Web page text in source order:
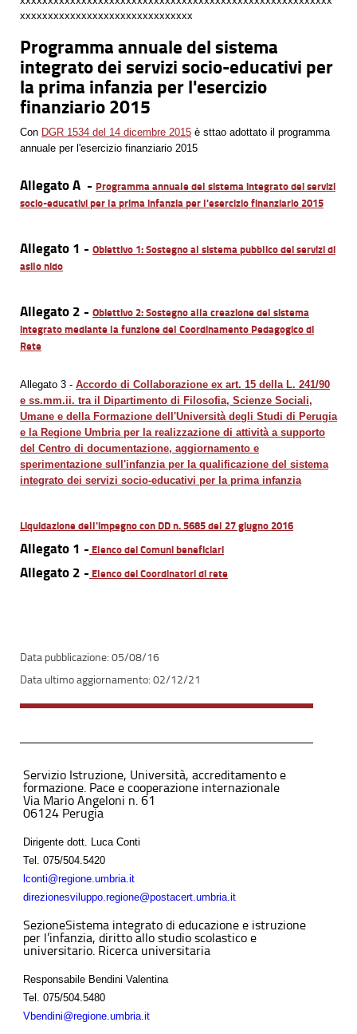
xxxxxxxxxxxxxxxxxxxxxxxxxxxxxxx
Programma annuale del sistema
integrato dei servizi socio-educativi per
la prima infanzia per l'esercizio
finanziario 2015
Con DGR 1534 del 14 dicembre 2015 è sttao adottato il programma
annuale per l'esercizio finanziario 2015
Allegato A - Programma annuale del sistema integrato dei servizi
socio-educativi per la prima infanzia per l'esercizio finanziario 2015
Allegato 1 - Obiettivo 1: Sostegno al sistema pubblico dei servizi di
asilo nido
Allegato 2 - Obiettivo 2: Sostegno alla creazione del sistema
integrato mediante la funzione del Coordinamento Pedagogico di
Rete
Allegato 3 - Accordo di Collaborazione ex art. 15 della L. 241/90
e ss.mm.ii. tra il Dipartimento di Filosofia, Scienze Sociali,
Umane e della Formazione dell'Università degli Studi di Perugia
e la Regione Umbria per la realizzazione di attività a supporto
del Centro di documentazione, aggiornamento e
sperimentazione sull'infanzia per la qualificazione del sistema
integrato dei servizi socio-educativi per la prima infanzia
Liquidazione dell'impegno con DD n. 5685 del 27 giugno 2016
Allegato 1 - Elenco dei Comuni beneficiari
Allegato 2 - Elenco dei Coordinatori di rete
05/08/16
02/12/21
Servizio Istruzione, Università, accreditamento e
formazione. Pace e cooperazione internazionale
Via Mario Angeloni n. 61
06124 Perugia
Dirigente dott. Luca Conti
Tel.
075/504.5420
lconti@regione.umbria.it
direzionesviluppo.regione@postacert.umbria.it
SezioneSistema integrato di educazione e istruzione
per l’infanzia, diritto allo studio scolastico e
universitario. Ricerca universitaria
Responsabile Bendini Valentina
Tel.
075/504.5480
Vbendini@regione.umbria.it